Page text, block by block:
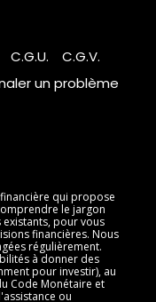
C.G.U.
C.G.V.
un problème
qui propose
le jargon
pour vous
financières. Nous
régulièrement.
à donner des
pour investir), au
Code Monétaire et
ou